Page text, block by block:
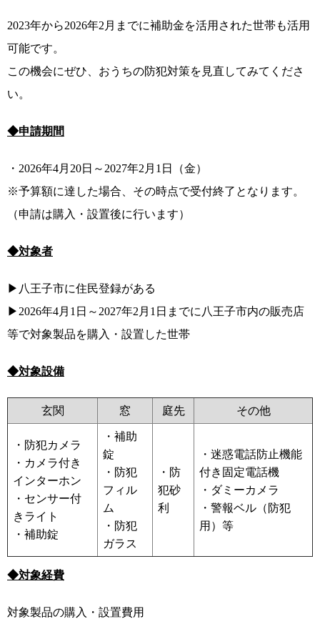
2023年から2026年2月までに補助金を活用された世帯も活用
可能です。
この機会にぜひ、おうちの防犯対策を見直してみてくださ
い。
◆申請期間
・2026年4月20日～2027年2月1日（金）
※予算額に達した場合、その時点で受付終了となります。
（申請は購入・設置後に行います）
◆対象者
▶八王子市に住民登録がある
▶2026年4月1日～2027年2月1日までに八王子市内の販売店
等で対象製品を購入・設置した世帯
◆対象設備
玄関 窓 庭先 その他
・防犯カメラ
・カメラ付き
インターホン
・センサー付
きライト
・補助錠
・補助
錠
・防犯
フィル
ム
・防犯
ガラス
・防
犯砂
利
・迷惑電話防止機能
付き固定電話機
・ダミーカメラ
・警報ベル（防犯
用）等
◆対象経費
対象製品の購入・設置費用